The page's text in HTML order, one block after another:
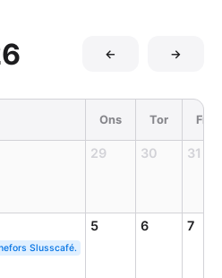
← →
Ons Tor Fre
29 30 31
Slusscafé.
5 6 7